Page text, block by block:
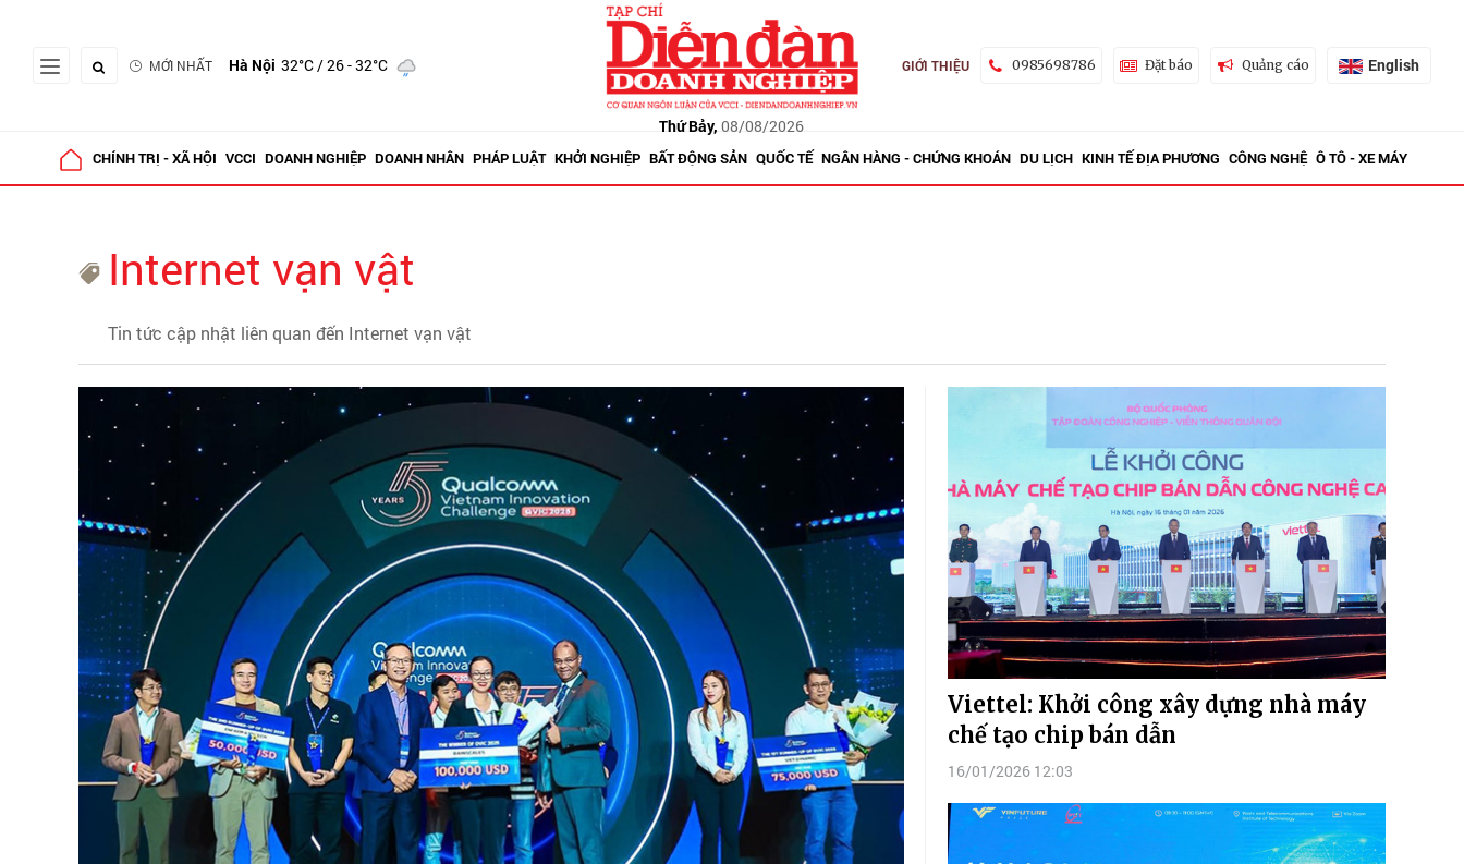
MỚI NHẤT Hà Nội 32°C/ 26 - 32°C
Thứ Bảy, 08/08/2026
GIỚI THIỆU 0985698786 Đặt báo Quảng cáo English
CHÍNH TRỊ - XÃ HỘI VCCI DOANH NGHIỆP DOANH NHÂN PHÁP LUẬT KHỞI NGHIỆP BẤT ĐỘNG SẢN QUỐC TẾ NGÂN HÀNG - CHỨNG KHOÁN DU LỊCH KINH TẾ ĐỊA PHƯƠNG CÔNG NGHỆ Ô TÔ - XE MÁY
Internet vạn vật
Tin tức cập nhật liên quan đến Internet vạn vật
Viettel: Khởi công xây dựng nhà máy
chế tạo chip bán dẫn
16/01/2026 12:03